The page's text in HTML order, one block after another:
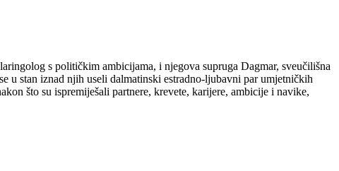
s političkim ambicijama, i njegova supruga Dagmar, sveučilišna
u stan iznad njih useli dalmatinski estradno-ljubavni par umjetničkih
što su ispremiješali partnere, krevete, karijere, ambicije i navike,